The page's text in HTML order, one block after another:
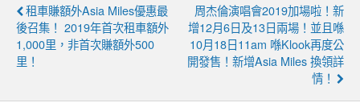
租車賺額外Asia Miles優惠最
後召集！ 2019年首次租車額外
1,000里，非首次賺額外500
里！
周杰倫演唱會2019加場啦！新
增12月6日及13日兩場！並且喺
10月18日11am 喺Klook再度公
開發售！新增Asia Miles 換領詳
情！